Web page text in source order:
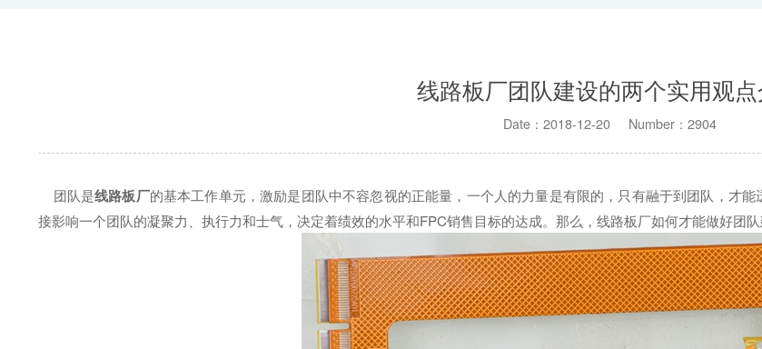
线路板厂团队建设的两个实用观
Date：2018-12-20 Number：2904
团队是线路板厂的基本工作单元，激励是团队中不容忽视的正能量，一个人的力量是有限的，只有融于到团队，才
接影响一个团队的凝聚力、执行力和士气，决定着绩效的水平和FPC销售目标的达成。那么，线路板厂如何才能做好团队